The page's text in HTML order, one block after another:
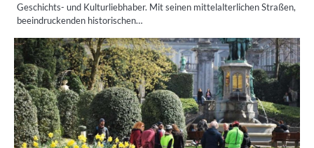
Geschichts- und Kulturliebhaber. Mit seinen mittelalterlichen Straßen,
beeindruckenden historischen…